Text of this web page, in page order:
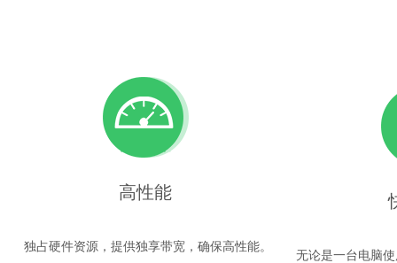
高性能
独占硬件资源，提供独享带宽，确保高性能。
无论是一台电脑